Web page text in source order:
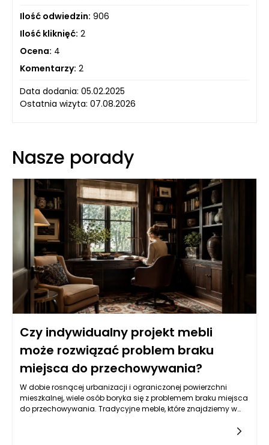
Ilość odwiedzin: 906
Ilość kliknięć: 2
Ocena: 4
Komentarzy: 2
Data dodania: 05.02.2025
Ostatnia wizyta: 07.08.2026
Nasze porady
Czy indywidualny projekt mebli
może rozwiązać problem braku
miejsca do przechowywania?
W dobie rosnącej urbanizacji i ograniczonej powierzchni
mieszkalnej, wiele osób boryka się z problemem braku miejsca
do przechowywania. Tradycyjne meble, które znajdziemy w